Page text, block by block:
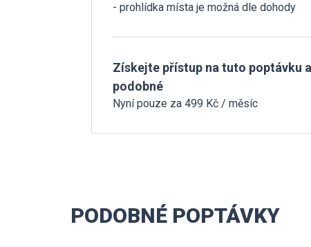
- prohlídka místa je možná dle dohody
Získejte přístup na tuto poptávku
podobné
Nyní pouze za 499 Kč / měsíc
PODOBNÉ POPTÁVKY